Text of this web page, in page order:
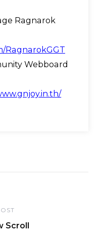
Ragnarok
RagnarokGGT
Webboard
Scroll